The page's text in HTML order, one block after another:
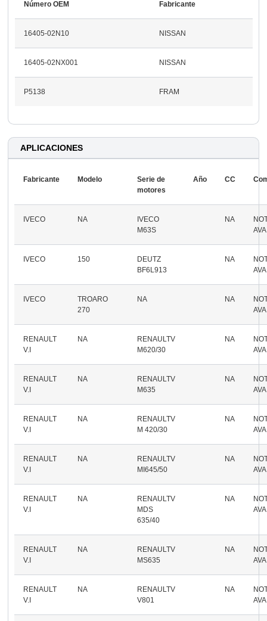
Número OEM Fabricante
16405-02N10 NISSAN
16405-02NX001 NISSAN
P5138 FRAM
APLICACIONES
Fabricante Modelo
Serie de
motores
Año CC
IVECO NA
IVECO
M63S
NA
IVECO 150
DEUTZ
BF6L913
NA
IVECO
TROARO
270
NA NA
RENAULT
V.I
NA
RENAULTV
M620/30
NA
RENAULT
V.I
NA
RENAULTV
M635
NA
RENAULT
V.I
NA
RENAULTV
M 420/30
NA
RENAULT
V.I
NA
RENAULTV
MI645/50
NA
RENAULT
V.I
NA
RENAULTV
MDS
635/40
NA
RENAULT
V.I
NA
RENAULTV
MS635
NA
RENAULT
V.I
NA
RENAULTV
V801
NA